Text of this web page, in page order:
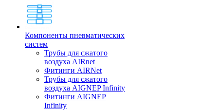
Компоненты пневматических
систем
Трубы для сжатого
воздуха AIRnet
Фитинги AIRNet
Трубы для сжатого
воздуха AIGNEP Infinity
Фитинги AIGNEP
Infinity